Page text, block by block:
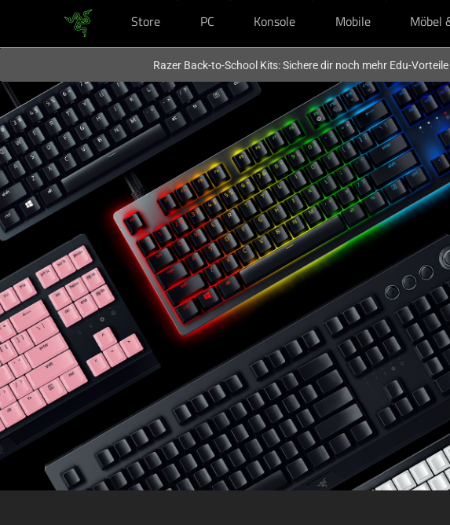
Store PC Konsole Mobile Möbel
Razer Back-to-School Kits: Sichere dir noch mehr Edu-